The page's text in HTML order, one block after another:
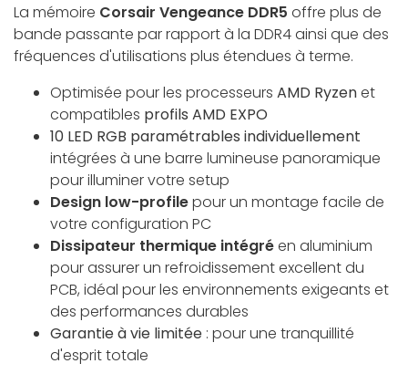
La mémoire Corsair Vengeance DDR5 offre plus de
bande passante par rapport à la DDR4 ainsi que des
fréquences d'utilisations plus étendues à terme.
Optimisée pour les processeurs AMD Ryzenet
compatibles profils AMD EXPO
10 LED RGB paramétrables individuellement
intégrées à une barre lumineuse panoramique
pour illuminer votre setup
Design low-profilepour un montage facile de
votre configuration PC
Dissipateur thermique intégréen aluminium
pour assurer un refroidissement excellent du
PCB, idéal pour les environnements exigeants et
des performances durables
Garantie à vie limitée : pour une tranquillité
d'esprit totale